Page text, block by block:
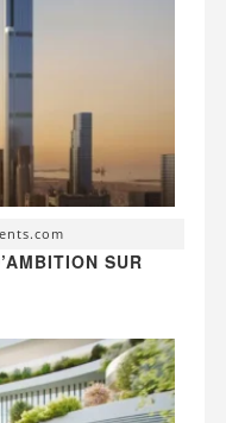
SUR